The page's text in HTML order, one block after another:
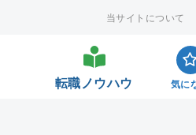
当サイトについて
転職ノウハウ 気に